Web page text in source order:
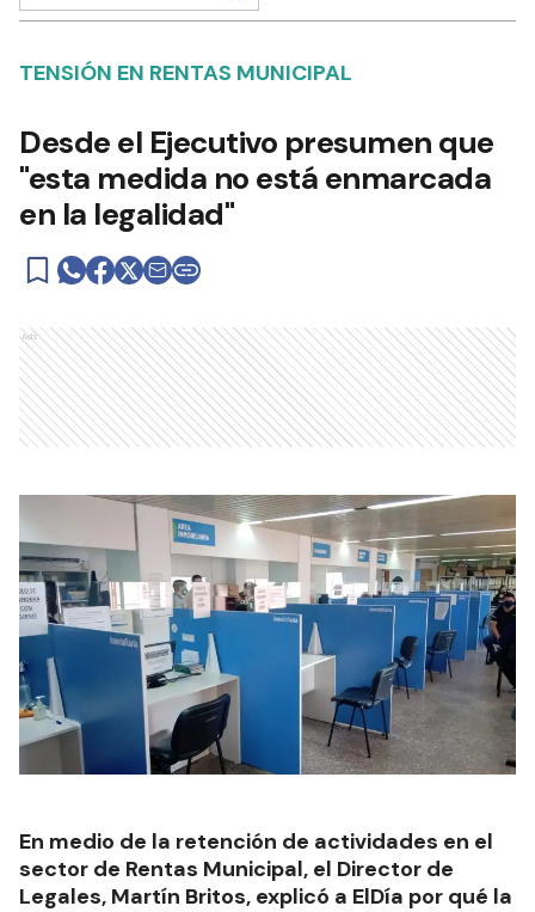
TENSIÓN EN RENTAS MUNICIPAL
Desde el Ejecutivo presumen que
"esta medida no está enmarcada
en la legalidad"
Ads
En medio de la retención de actividades en el
sector de Rentas Municipal, el Director de
Legales, Martín Britos, explicó a ElDía por qué la